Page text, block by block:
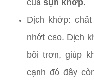
của sụn khớp.
Dịch khớp:
nhớt cao. Dịch
bôi trơn, giúp
cạnh đó đây